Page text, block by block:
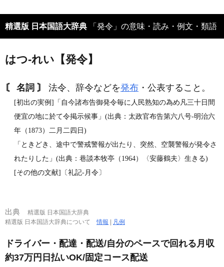
精選版 日本国語大辞典 「発令」の意味・読み・例文・類語
はつ‐れい【発令】
〘 名詞 〙 法令、辞令などを発布 ・公表すること。
[初出の実例]「自今諸布告御発令毎に人民熟知の為め凡三十日間
便宜の地に於て令掲示候事」(出典：太政官布告第六八号‐明治六
年（1873）二月二四日)
「ときどき、途中で警戒警報が出たり、突然、空襲警報が発令さ
れたりした」(出典：巷談本牧亭（1964）〈安藤鶴夫〉生きる)
[その他の文献]〔礼記‐月令〕
出典
精選版 日本国語大辞典
精選版 日本国語大辞典について情報 凡例
ドライバー・配達・配送/自分のペースで回れる月収
約37万円日払いOK/固定コース配送